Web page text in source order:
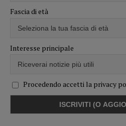
Fascia di età
Interesse principale
Procedendo accetti la privacy